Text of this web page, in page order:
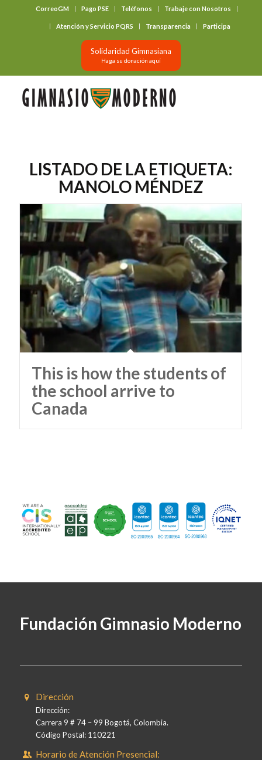
CorreoGM Pago PSE Teléfonos Trabaje con Nosotros
Atención y Servicio PQRS Transparencia Participa
Solidaridad Gimnasiana
Haga su donación aquí
LISTADO DE LA ETIQUETA:
MANOLO MÉNDEZ
This is how the students of
the school arrive to
Canada
Fundación Gimnasio Moderno
Dirección
Dirección:
Carrera 9 # 74 – 99 Bogotá, Colombia.
Código Postal: 110221
Horario de Atención Presencial: